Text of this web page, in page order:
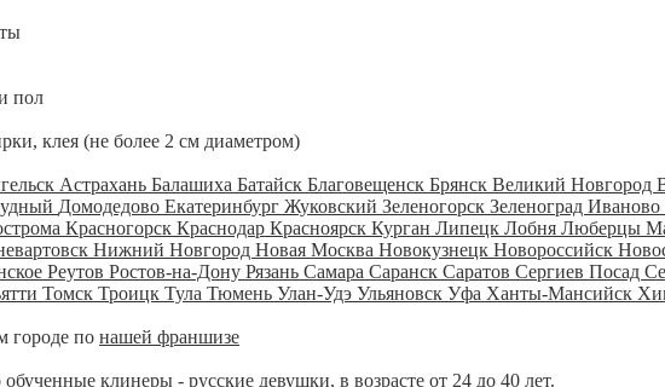
пол
клея (не более 2 см диаметром)
Астрахань Балашиха Батайск Благовещенск Брянск Великий Новгород
Домодедово Екатеринбург Жуковский Зеленогорск Зеленоград Иваново
Красногорск Краснодар Красноярск Курган Липецк Лобня Люберцы
Нижний Новгород Новая Москва Новокузнецк Новороссийск
Реутов Ростов-на-Дону Рязань Самара Саранск Саратов Сергиев Посад
Томск Троицк Тула Тюмень Улан-Удэ Ульяновск Уфа Ханты-Мансийск
городе по нашей франшизе
клинеры - русские девушки, в возрасте от 24 до 40 лет.